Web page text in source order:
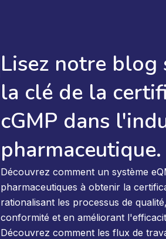
Lisez notre blog
la clé de la
cGMP dans
pharmaceutique.
Découvrez comment un système
pharmaceutiques à obtenir la
rationalisant les processus de
conformité et en améliorant
Découvrez comment les flux de